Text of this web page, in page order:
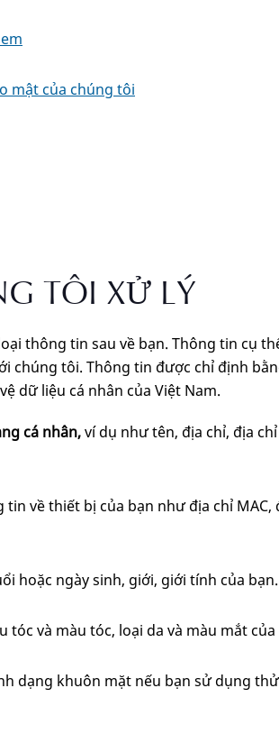
mật của chúng tôi
TÔI XỬ LÝ
thông tin sau về bạn. Thông tin cụ
chúng tôi. Thông tin được chỉ định
dữ liệu cá nhân của Việt Nam.
cá nhân,ví dụ như tên, địa chỉ, địa
về thiết bị của bạn như địa chỉ MAC,
hoặc ngày sinh, giới, giới tính của bạn.
tóc và màu tóc, loại da và màu mắt của
dạng khuôn mặt nếu bạn sử dụng